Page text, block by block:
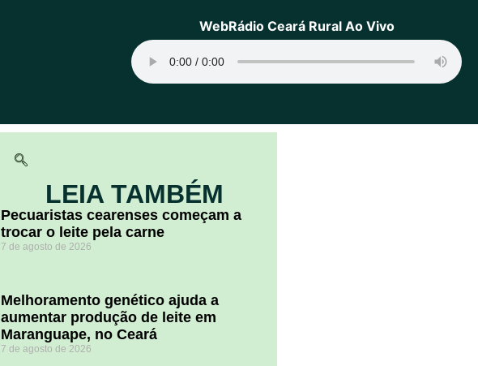
WebRádio Ceará Rural Ao Vivo
LEIA TAMBÉM
Pecuaristas cearenses começam a
trocar o leite pela carne
7 de agosto de 2026
Melhoramento genético ajuda a
aumentar produção de leite em
Maranguape, no Ceará
7 de agosto de 2026